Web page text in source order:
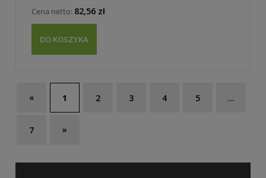
Cena netto: 82,56 zł
DO KOSZYKA
« 1 2 3 4 5 ...
7 »